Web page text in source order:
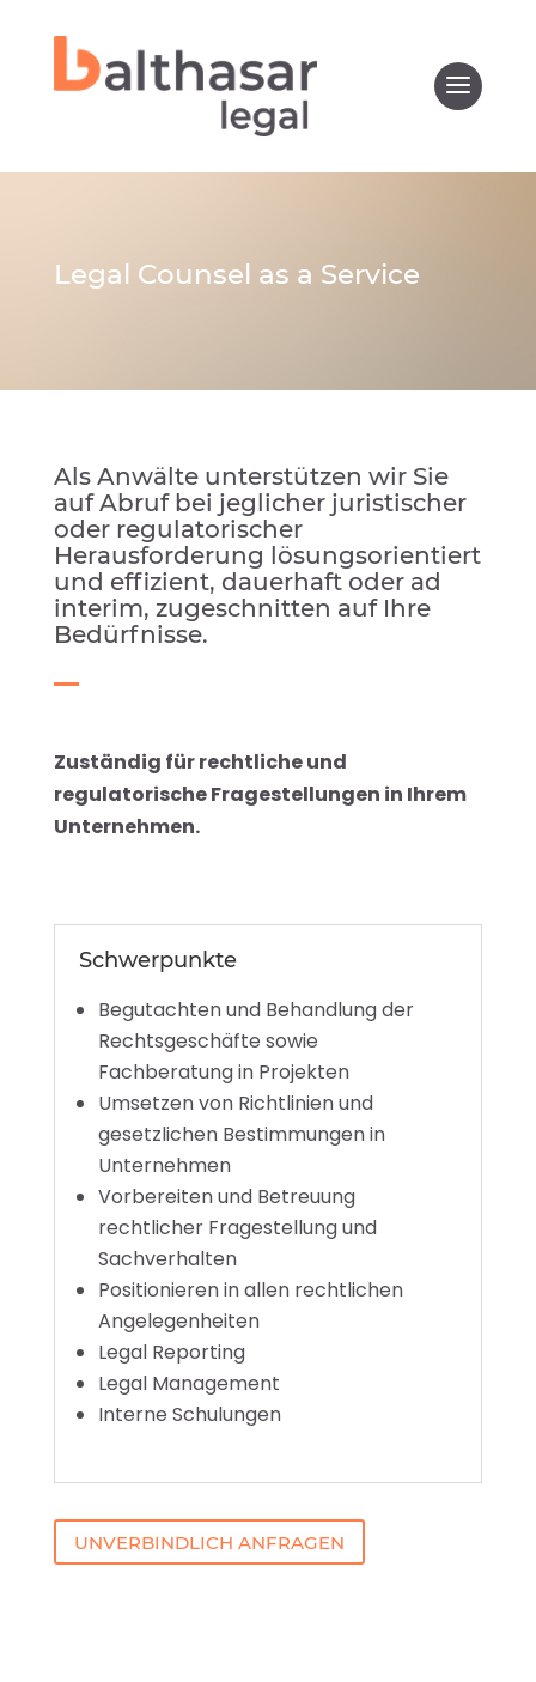
Legal Counsel as a Service
Als Anwälte unterstützen wir Sie
auf Abruf bei jeglicher juristischer
oder regulatorischer
Herausforderung lösungsorientiert
und effizient, dauerhaft oder ad
interim, zugeschnitten auf Ihre
Bedürfnisse.
Zuständig für rechtliche und
regulatorische Fragestellungen in Ihrem
Unternehmen.
Schwerpunkte
Begutachten und Behandlung der
Rechtsgeschäfte sowie
Fachberatung in Projekten
Umsetzen von Richtlinien und
gesetzlichen Bestimmungen in
Unternehmen
Vorbereiten und Betreuung
rechtlicher Fragestellung und
Sachverhalten
Positionieren in allen rechtlichen
Angelegenheiten
Legal Reporting
Legal Management
Interne Schulungen
UNVERBINDLICH ANFRAGEN